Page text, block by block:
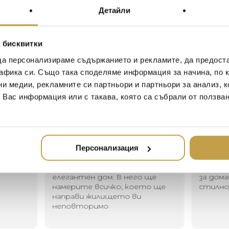
Детайли
персонализираме съдържанието и рекламите, да
си. Също така споделяме информация за начина, по
медии, рекламните си партньори и партньори за анализ,
Вас информация или с такава, която са събрали от
Персонализация
lifestyle that has become
and sea to the walls,
both picturesque and bold.
with Comporta Bliss.
Иван Иванов
елегантен дом. В него ще
намерите всичко, което ще
направи жилището ви
неповторимо
за
стилно